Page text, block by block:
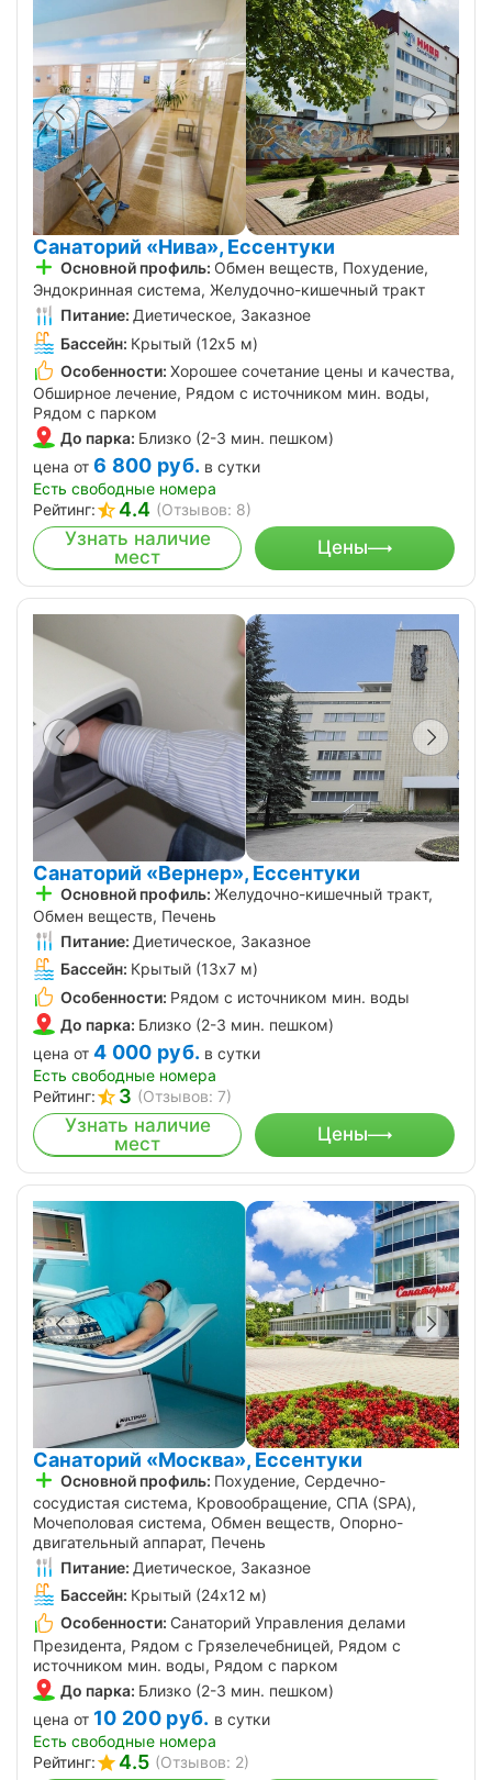
Санаторий «Нива», Ессентуки
Основной профиль: Обмен веществ, Похудение,
Эндокринная система, Желудочно-кишечный тракт
Питание: Диетическое, Заказное
Бассейн: Крытый (12х5 м)
Особенности: Хорошее сочетание цены и качества,
Обширное лечение, Рядом с источником мин. воды,
Рядом с парком
До парка: Близко (2-3 мин. пешком)
цена от 6 800 руб. в сутки
Есть свободные номера
Рейтинг:
4.4 (Отзывов: 8)
Узнать наличие
мест
Цены
Санаторий «Вернер», Ессентуки
Основной профиль: Желудочно-кишечный тракт,
Обмен веществ, Печень
Питание: Диетическое, Заказное
Бассейн: Крытый (13х7 м)
Особенности: Рядом с источником мин. воды
До парка: Близко (2-3 мин. пешком)
цена от 4 000 руб. в сутки
Есть свободные номера
Рейтинг:
3 (Отзывов: 7)
Узнать наличие
мест
Цены
Санаторий «Москва», Ессентуки
Основной профиль: Похудение, Сердечно-
сосудистая система, Кровообращение, СПА (SPA),
Мочеполовая система, Обмен веществ, Опорно-
двигательный аппарат, Печень
Питание: Диетическое, Заказное
Бассейн: Крытый (24х12 м)
Особенности: Санаторий Управления делами
Президента, Рядом с Грязелечебницей, Рядом с
источником мин. воды, Рядом с парком
До парка: Близко (2-3 мин. пешком)
цена от 10 200 руб. в сутки
Есть свободные номера
Рейтинг:
4.5 (Отзывов: 2)